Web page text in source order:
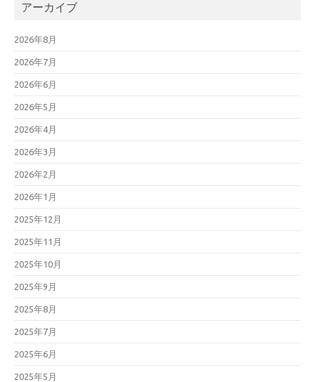
アーカイブ
2026年8月
2026年7月
2026年6月
2026年5月
2026年4月
2026年3月
2026年2月
2026年1月
2025年12月
2025年11月
2025年10月
2025年9月
2025年8月
2025年7月
2025年6月
2025年5月